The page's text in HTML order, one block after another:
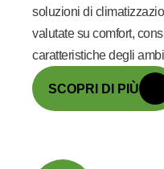
soluzioni di
valutate su comfort,
caratteristiche degli
SCOPRI DI PIÙ